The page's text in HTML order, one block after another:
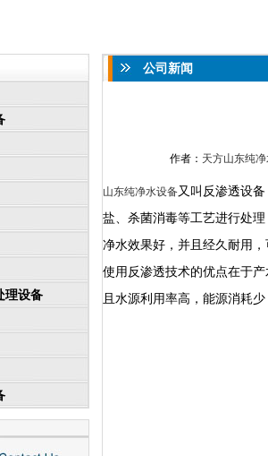
理设备
公司新闻
作者： 天方山东纯
山东纯净水设备又叫反渗透设
盐、杀菌消毒等工艺进行处
净水效果好，并且经久耐用
使用反渗透技术的优点在于
且水源利用率高，能源消耗